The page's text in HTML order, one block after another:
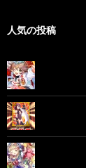
ゲ
ー
シ
ョ
ン
人気の投稿